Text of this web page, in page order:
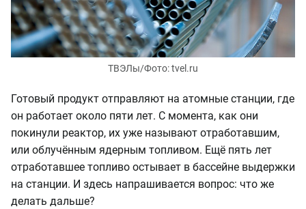
ТВЭЛы/Фото: tvel.ru
Готовый продукт отправляют на атомные станции, где
он работает около пяти лет. С момента, как они
покинули реактор, их уже называют отработавшим,
или облучённым ядерным топливом. Ещё пять лет
отработавшее топливо остывает в бассейне выдержки
на станции. И здесь напрашивается вопрос: что же
делать дальше?